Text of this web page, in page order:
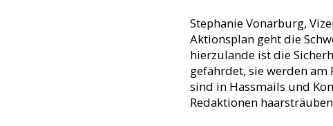
Stephanie Vonarburg,
Aktionsplan geht die
hierzulande ist die
gefährdet, sie werden
sind in Hassmails und
Redaktionen